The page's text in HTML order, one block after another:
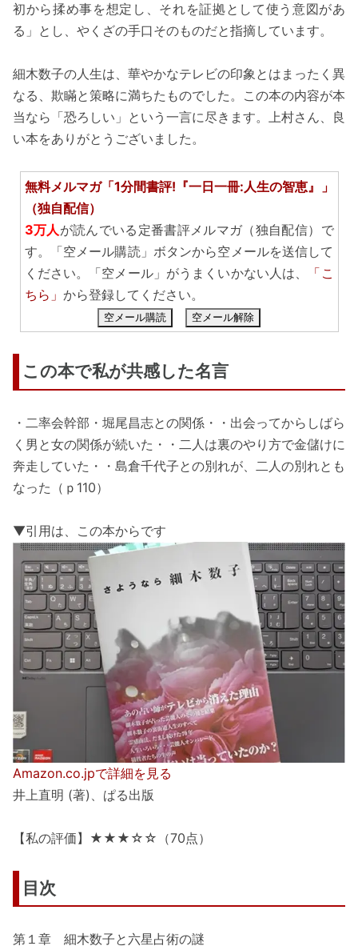
初から揉め事を想定し、それを証拠として使う意図があ
る」とし、やくざの手口そのものだと指摘しています。
細木数子の人生は、華やかなテレビの印象とはまったく異
なる、欺瞞と策略に満ちたものでした。この本の内容が本
当なら「恐ろしい」という一言に尽きます。上村さん、良
い本をありがとうございました。
無料メルマガ「1分間書評!『一日一冊:人生の智恵』」
（独自配信）
3万人が読んでいる定番書評メルマガ（独自配信）で
す。「空メール購読」ボタンから空メールを送信して
ください。「空メール」がうまくいかない人は、
「こ
ちら」 から登録してください。
空メール購読 空メール解除
この本で私が共感した名言
・二率会幹部・堀尾昌志との関係・・出会ってからしばら
く男と女の関係が続いた・・二人は裏のやり方で金儲けに
奔走していた・・島倉千代子との別れが、二人の別れとも
なった（ｐ110）
▼引用は、この本からです
Amazon.co.jpで詳細を見る
井上直明 (著)、ぱる出版
【私の評価】★★★☆☆（70点）
目次
第１章 細木数子と六星占術の謎